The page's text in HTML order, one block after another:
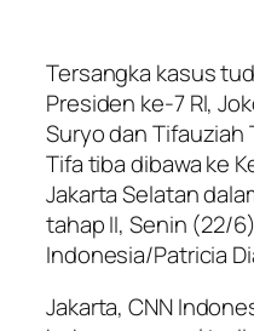
Tersangka kasus
Presiden ke-7 RI,
Suryo dan Tifauziah
Tifa tiba dibawa ke
Jakarta Selatan
tahap II, Senin (22/
Indonesia/Patricia
Jakarta, CNN